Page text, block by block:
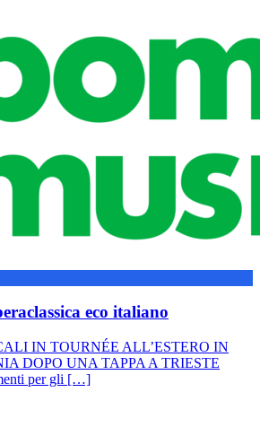
eco italiano
IN TOURNÉE ALL’ESTERO IN
DOPO UNA TAPPA A TRIESTE
per gli […]